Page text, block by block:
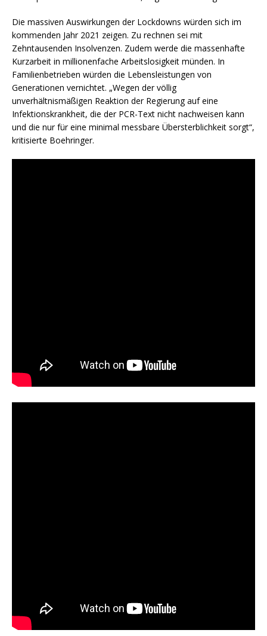
Die massiven Auswirkungen der Lockdowns würden sich im
kommenden Jahr 2021 zeigen. Zu rechnen sei mit
Zehntausenden Insolvenzen. Zudem werde die massenhafte
Kurzarbeit in millionenfache Arbeitslosigkeit münden. In
Familienbetrieben würden die Lebensleistungen von
Generationen vernichtet. „Wegen der völlig
unverhältnismäßigen Reaktion der Regierung auf eine
Infektionskrankheit, die der PCR-Text nicht nachweisen kann
und die nur für eine minimal messbare Übersterblichkeit sorgt“,
kritisierte Boehringer.